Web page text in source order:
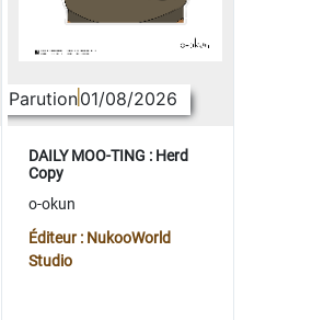
Parution01/08/2026
DAILY MOO-TING : Herd
Copy
o-okun
Éditeur : NukooWorld
Studio